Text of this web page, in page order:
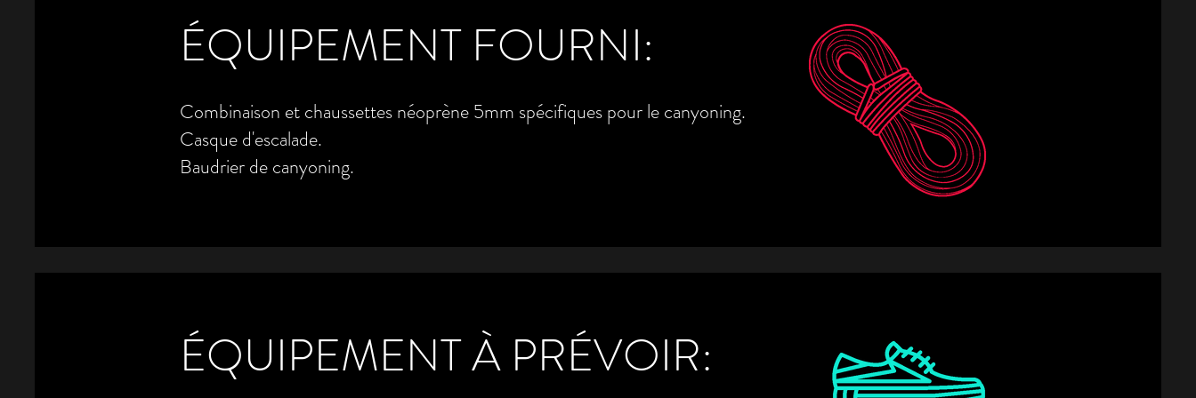
ÉQUIPEMENT FOURNI:
Combinaison et chaussettes néoprène 5mm spécifiques pour le canyoning.
Casque d'escalade.
Baudrier de canyoning.
ÉQUIPEMENT À PRÉVOIR: